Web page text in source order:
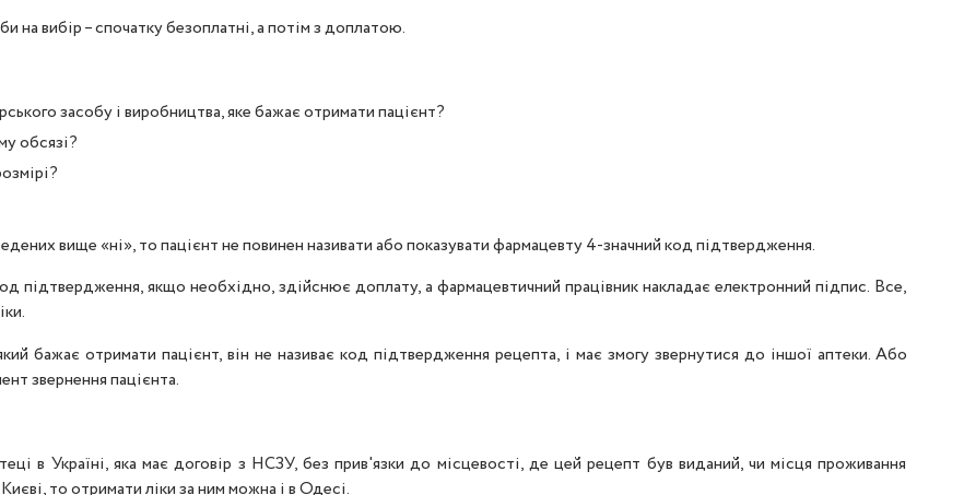
на вибір – спочатку безоплатні, а потім з доплатою.
засобу і виробництва, яке бажає отримати пацієнт?
обсязі?
вище «ні», то пацієнт не повинен називати або показувати фармацевту 4-значний код підтвердження.
підтвердження, якщо необхідно, здійснює доплату, а фармацевтичний працівник накладає електронний підпис. Все,
бажає отримати пацієнт, він не називає код підтвердження рецепта, і має змогу звернутися до іншої аптеки. Або
звернення пацієнта.
в Україні, яка має договір з НСЗУ, без прив'язки до місцевості, де цей рецепт був виданий, чи місця проживання
то отримати ліки за ним можна і в Одесі.